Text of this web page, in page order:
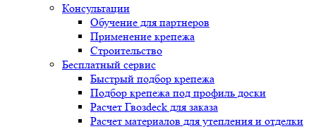
Консультации
Обучение для партнеров
Применение крепежа
Строительство
Бесплатный сервис
Быстрый подбор крепежа
Подбор крепежа под профиль доски
Расчет Гвозdeck для заказа
Расчет материалов для утепления и отделки